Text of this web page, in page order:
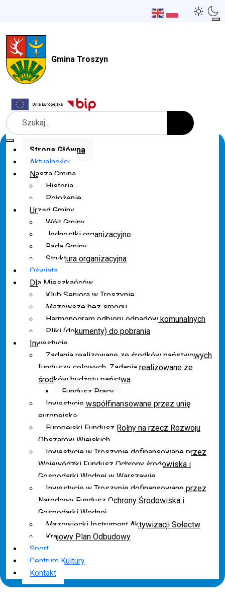
Gmina Troszyn
Szukaj
Strona Główna
Aktualności
Nasza Gmina
Historia
Położenie
Urząd Gminy
Wójt Gminy
Jednostki organizacyjne
Rada Gminy
Struktura organizacyjna
Oświata
Dla Mieszkańców
Klub Seniora w Troszynie
Mazowsze bez smogu
Harmonogram odbioru odpadów komunalnych
Pliki (dokumenty) do pobrania
Inwestycje
Zadania realizowane ze środków państwowych
funduszy celowych. Zadania realizowane ze
środków budżetu państwa
Fundusz Pracy
Inwestycje współfinansowane przez unię
europejską
Europejski Fundusz Rolny na rzecz Rozwoju
Obszarów Wiejskich
Inwestycje w Troszynie dofinansowane przez
Wojewódzki Fundusz Ochrony środowiska i
Gospodarki Wodnej w Warszawie
Inwestycje w Troszynie dofinansowane przez
Narodowy Fundusz Ochrony Środowiska i
Gospodarki Wodnej
Mazowiecki Instrument Aktywizacji Sołectw
Krajowy Plan Odbudowy
Sport
Centrum Kultury
Kontakt